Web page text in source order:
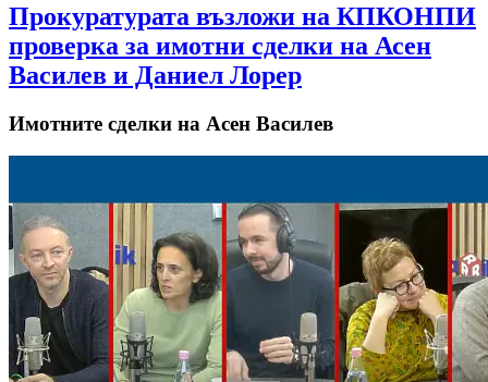
Прокуратурата възложи на КПКОНПИ
проверка за имотни сделки на Асен
Василев и Даниел Лорер
Имотните сделки на Асен Василев